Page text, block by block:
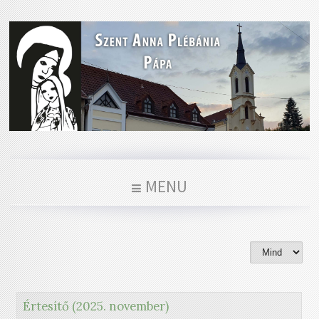
MENU
Értesítő (2025. november)